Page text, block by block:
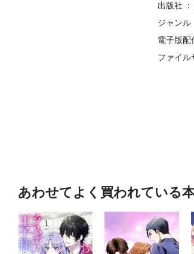
出版社
ジャンル
電子版配
ファイル
あわせてよく買われている